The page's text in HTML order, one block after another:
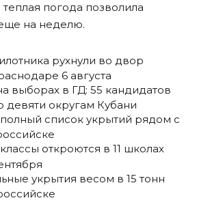
погода позволила
на неделю.
рухнули во двор
6 августа
выборах в ГД: 55 кандидатов
девяти округам Кубани
список укрытий рядом с
откроются в 11 школах
укрытия весом в 15 тонн